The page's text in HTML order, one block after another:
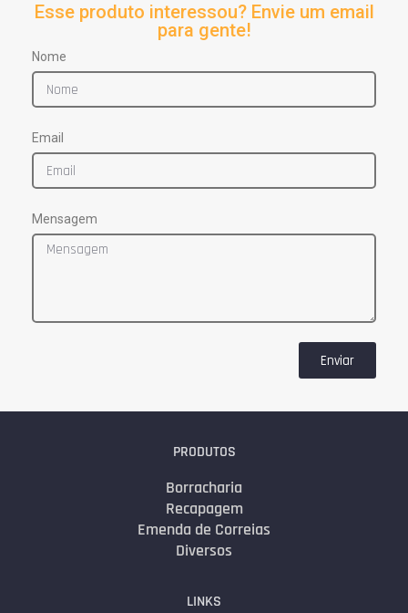
Esse produto interessou? Envie um email
para gente!
Nome
Email
Mensagem
Enviar
PRODUTOS
Borracharia
Recapagem
Emenda de Correias
Diversos
LINKS